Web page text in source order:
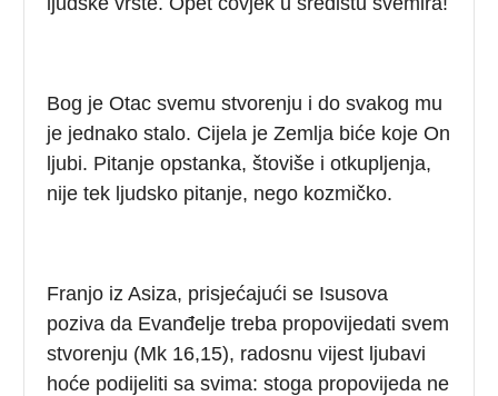
Bog je Otac svemu stvorenju i do svakog mu
je jednako stalo. Cijela je Zemlja biće koje On
ljubi. Pitanje opstanka, štoviše i otkupljenja,
nije tek ljudsko pitanje, nego kozmičko.
Franjo iz Asiza, prisjećajući se Isusova
poziva da Evanđelje treba propovijedati svem
stvorenju (Mk 16,15), radosnu vijest ljubavi
hoće podijeliti sa svima: stoga propovijeda ne